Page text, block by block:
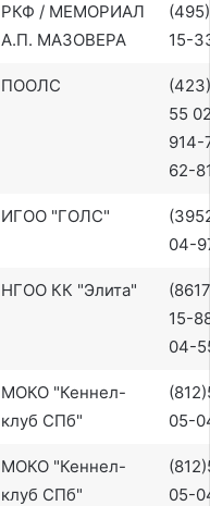
РКФ / МЕМОРИАЛ
А.П. МАЗОВЕРА
15-
ПООЛС
55
914-
62-
ИГОО "ГОЛС"
04-
НГОО КК "Элита"
15-
04-
МОКО "Кеннел-
клуб СПб"
05-
МОКО "Кеннел-
клуб СПб"
05-